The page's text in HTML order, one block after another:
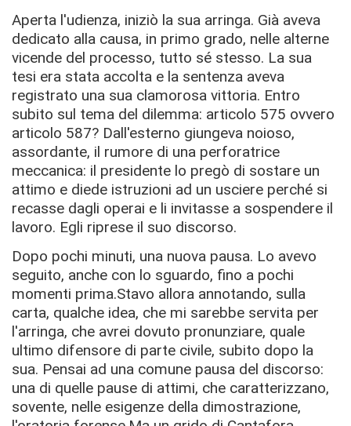
Aperta l'udienza, iniziò la sua arringa. Già aveva
dedicato alla causa, in primo grado, nelle alterne
vicende del processo, tutto sé stesso. La sua
tesi era stata accolta e la sentenza aveva
registrato una sua clamorosa vittoria. Entro
subito sul tema del dilemma: articolo 575 ovvero
articolo 587? Dall'esterno giungeva noioso,
assordante, il rumore di una perforatrice
meccanica: il presidente lo pregò di sostare un
attimo e diede istruzioni ad un usciere perché si
recasse dagli operai e li invitasse a sospendere il
lavoro. Egli riprese il suo discorso.
Dopo pochi minuti, una nuova pausa. Lo avevo
seguito, anche con lo sguardo, ﬁno a pochi
momenti prima.Stavo allora annotando, sulla
carta, qualche idea, che mi sarebbe servita per
l'arringa, che avrei dovuto pronunziare, quale
ultimo difensore di parte civile, subito dopo la
sua. Pensai ad una comune pausa del discorso:
una di quelle pause di attimi, che caratterizzano,
sovente, nelle esigenze della dimostrazione,